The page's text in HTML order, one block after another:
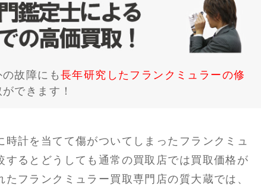
故障にも 長年研究したフランクミュラーの修
できます！
計を当てて傷がついてしまったフランクミュ
するとどうしても通常の買取店では買取価格が
フランクミュラー買取専門店の質大蔵では、